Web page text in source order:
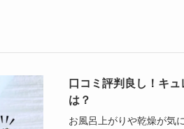
口コミ評判良し！キ
は？
お風呂上がりや乾燥が気